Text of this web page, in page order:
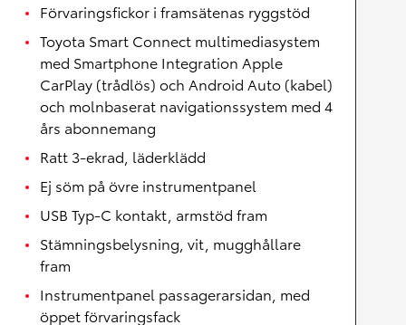
Förvaringsfickor i framsätenas ryggstöd
Toyota Smart Connect multimediasystem
med Smartphone Integration Apple
CarPlay (trådlös) och Android Auto (kabel)
och molnbaserat navigationssystem med 4
års abonnemang
Ratt 3-ekrad, läderklädd
Ej söm på övre instrumentpanel
USB Typ-C kontakt, armstöd fram
Stämningsbelysning, vit, mugghållare
fram
Instrumentpanel passagerarsidan, med
öppet förvaringsfack